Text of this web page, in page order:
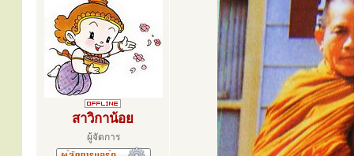
สาวิกาน้อย
ผู้จัดการ